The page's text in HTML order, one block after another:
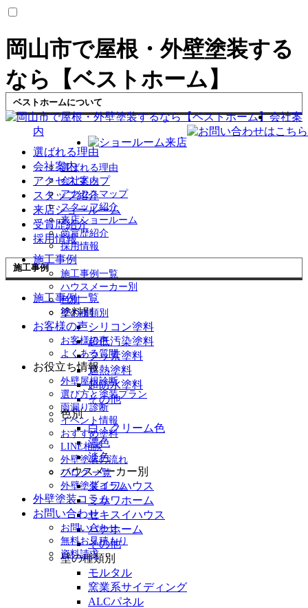
岡山市で屋根・外壁塗装する
なら【ベストホーム】
会社案
内
選ばれる理由
会社案内
アクセスマップ
スタッフ紹介
来店ショールーム
受賞歴紹介
採用情報
施工事例
施工事例一覧
ハウスメーカー別
色別
壁の種類別
お客様の声
お客様の声
よくある質問
お役立ち情報
外壁屋根診断
選び方と塗装プラン
雨漏り診断
イベント情報
おすすめ塗料
LINE相談
外壁塗装の流れ
ブログ 一覧
外壁塗装コラム
外壁塗装コラム
お問い合わせ
お問い合わせ
無料お見積もり
資料請求
ベストホームについて
選ばれる理由
会社案内
アクセスマップ
スタッフ紹介
来店ショールーム
受賞歴紹介
採用情報
施工事例
施工事例一覧
塗料別
シリコン塗料
超低汚染塗料
フッ素塗料
遮熱塗料
超防水塗料
その他
色別
白・クリーム色
濃色
淡色
ハウスメーカー別
ダイワハウス
ミサワホーム
セキスイハウス
パナホーム
その他
壁の種類別
モルタル
窯業系サイディング
ALCパネル